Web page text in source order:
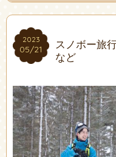
2023
05/21
2023
05/21
スノボー旅
など